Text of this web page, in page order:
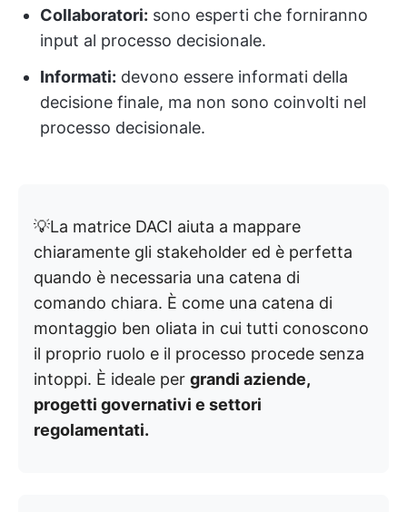
Collaboratori: sono esperti che forniranno
input al processo decisionale.
Informati: devono essere informati della
decisione finale, ma non sono coinvolti nel
processo decisionale.
💡La matrice DACI aiuta a mappare
chiaramente gli stakeholder ed è perfetta
quando è necessaria una catena di
comando chiara. È come una catena di
montaggio ben oliata in cui tutti conoscono
il proprio ruolo e il processo procede senza
intoppi. È ideale per grandi aziende,
progetti governativi e settori
regolamentati.